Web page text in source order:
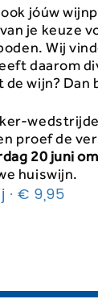
jóúw
je keuze
Wij
daarom
de wijn?
proef de
20 juni
huiswijn.
· € 9,95